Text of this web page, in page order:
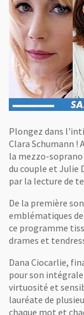
Plongez dans
Clara Schumann !
la mezzo-soprano
du couple et Julie
par la lecture de
De la première
emblématiques
ce programme
drames et
Dana Ciocarlie,
pour son
virtuosité et
lauréate de
chaque mot et